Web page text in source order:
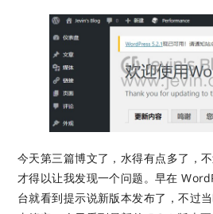
今天第三篇博文了，水得有点多了，
才得以让我发现一个问题。早在
台就看到提示说新版本发布了，不过